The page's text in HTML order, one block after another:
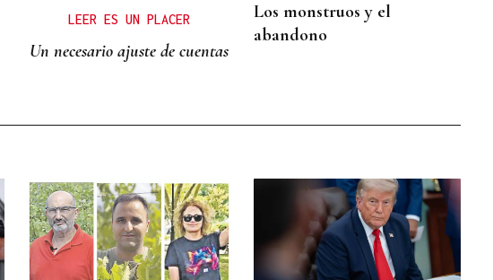
LEER ES UN PLACER
Un necesario ajuste de cuentas
Los monstruos y el
abandono